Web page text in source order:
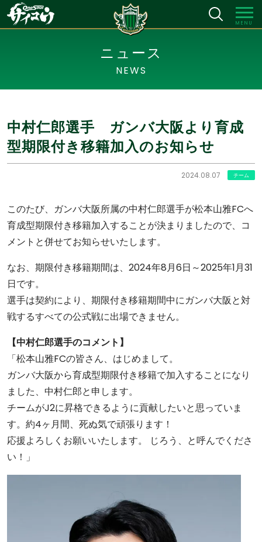
MENU
ニュース
NEWS
中村仁郎選手 ガンバ大阪より育成
型期限付き移籍加入のお知らせ
2024.08.07 チーム
このたび、ガンバ大阪所属の中村仁郎選手が松本山雅FCへ
育成型期限付き移籍加入することが決まりましたので、コ
メントと併せてお知らせいたします。
なお、期限付き移籍期間は、2024年8月6日～2025年1月31
日です。
選手は契約により、期限付き移籍期間中にガンバ大阪と対
戦するすべての公式戦に出場できません。
【中村仁郎選手のコメント】
「松本山雅FCの皆さん、はじめまして。
ガンバ大阪から育成型期限付き移籍で加入することになり
ました、中村仁郎と申します。
チームがJ2に昇格できるように貢献したいと思っていま
す。約4ヶ月間、死ぬ気で頑張ります！
応援よろしくお願いいたします。 じろう、と呼んでくださ
い！」